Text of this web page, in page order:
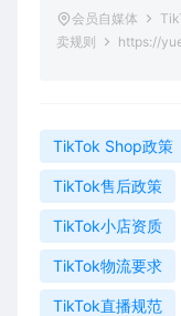
会员自媒体
卖规则
https://
TikTok Shop政策
TikTok售后政策
TikTok小店资质
TikTok物流要求
TikTok直播规范